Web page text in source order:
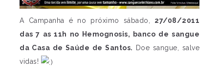
A Campanha é no próximo sábado, 27/08/2011
das 7 as 11h no Hemognosis, banco de sangue
da Casa de Saúde de Santos. Doe sangue, salve
vidas!